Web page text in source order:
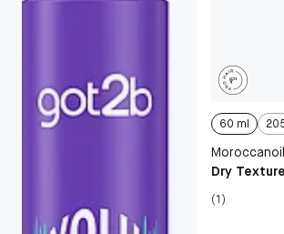
60 ml
Moroccanoil
Dry
(1)